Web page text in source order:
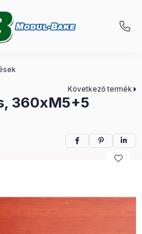
Következő termék
360xM5+5